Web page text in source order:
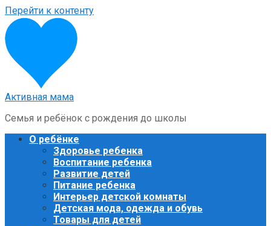
Перейти к контенту
Активная мама
Семья и ребёнок с рождения до школы
О ребёнке
Здоровье ребенка
Воспитание ребенка
Развитие детей
Питание ребенка
Интерьер детской комнаты
Детская мода, одежда и обувь
Товары для детей